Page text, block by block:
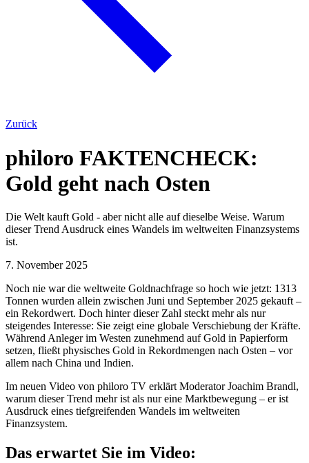
Zurück
philoro FAKTENCHECK:
Gold geht nach Osten
Die Welt kauft Gold - aber nicht alle auf dieselbe Weise. Warum
dieser Trend Ausdruck eines Wandels im weltweiten Finanzsystems
ist.
7. November 2025
Noch nie war die weltweite Goldnachfrage so hoch wie jetzt: 1313
Tonnen wurden allein zwischen Juni und September 2025 gekauft –
ein Rekordwert. Doch hinter dieser Zahl steckt mehr als nur
steigendes Interesse: Sie zeigt eine globale Verschiebung der Kräfte.
Während Anleger im Westen zunehmend auf Gold in Papierform
setzen, fließt physisches Gold in Rekordmengen nach Osten – vor
allem nach China und Indien.
Im neuen Video von philoro TV erklärt Moderator Joachim Brandl,
warum dieser Trend mehr ist als nur eine Marktbewegung – er ist
Ausdruck eines tiefgreifenden Wandels im weltweiten
Finanzsystem.
Das erwartet Sie im Video: